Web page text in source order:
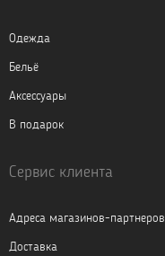
Одежда
Бельё
Аксессуары
В подарок
Сервис клиента
Адреса магазинов-партнеров
Доставка